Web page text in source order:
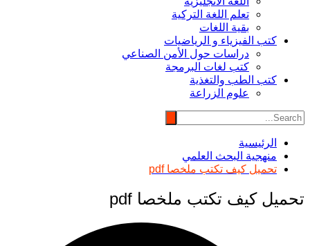
تعلم اللغة التركية
بقية اللغات
كتب الفيزياء و الرياضيات
دراسات حول الأمن الصناعي
كتب لغات البرمجة
كتب الطب والتغذية
علوم الزراعة
الرئيسية
منهجية البحث العلمي
تحميل كيف تكتب ملخصا pdf
تحميل كيف تكتب ملخصا pdf